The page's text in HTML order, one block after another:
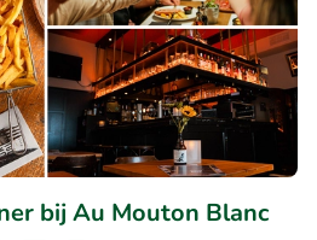
bij Au Mouton Blanc